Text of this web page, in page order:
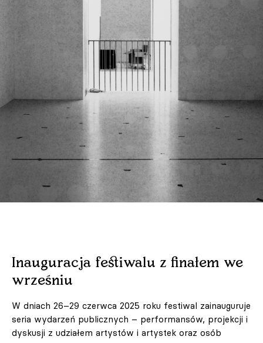
Inauguracja festiwalu z finałem we
wrześniu
W dniach 26–29 czerwca 2025 roku festiwal zainauguruje
seria wydarzeń publicznych – performansów, projekcji i
dyskusji z udziałem artystów i artystek oraz osób